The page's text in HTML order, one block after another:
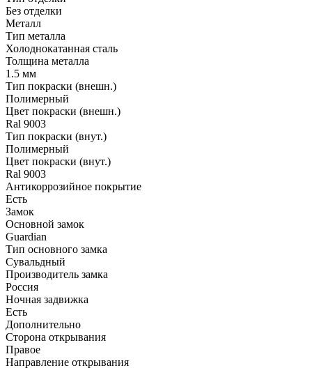
Без отделки
Металл
Тип металла
Холоднокатанная сталь
Толщина металла
1.5 мм
Тип покраски (внешн.)
Полимерный
Цвет покраски (внешн.)
Ral 9003
Тип покраски (внут.)
Полимерный
Цвет покраски (внут.)
Ral 9003
Антикоррозийное покрытие
Есть
Замок
Основной замок
Guardian
Тип основного замка
Сувальдный
Производитель замка
Россия
Ночная задвижка
Есть
Дополнительно
Сторона открывания
Правое
Направление открывания